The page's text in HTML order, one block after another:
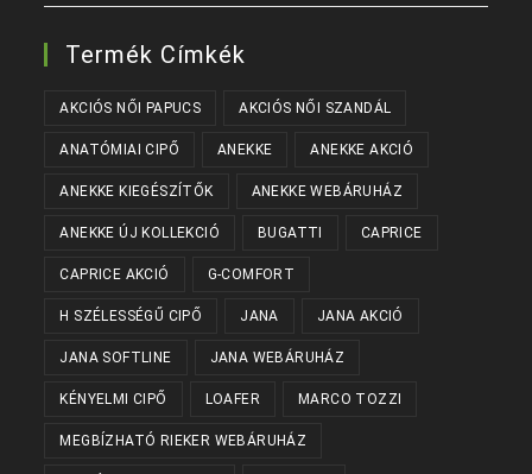
Termék Címkék
AKCIÓS NŐI PAPUCS AKCIÓS NŐI SZANDÁL
ANATÓMIAI CIPŐ ANEKKE ANEKKE AKCIÓ
ANEKKE KIEGÉSZÍTŐK ANEKKE WEBÁRUHÁZ
ANEKKE ÚJ KOLLEKCIÓ BUGATTI CAPRICE
CAPRICE AKCIÓ G-COMFORT
H SZÉLESSÉGŰ CIPŐ JANA JANA AKCIÓ
JANA SOFTLINE JANA WEBÁRUHÁZ
KÉNYELMI CIPŐ LOAFER MARCO TOZZI
MEGBÍZHATÓ RIEKER WEBÁRUHÁZ